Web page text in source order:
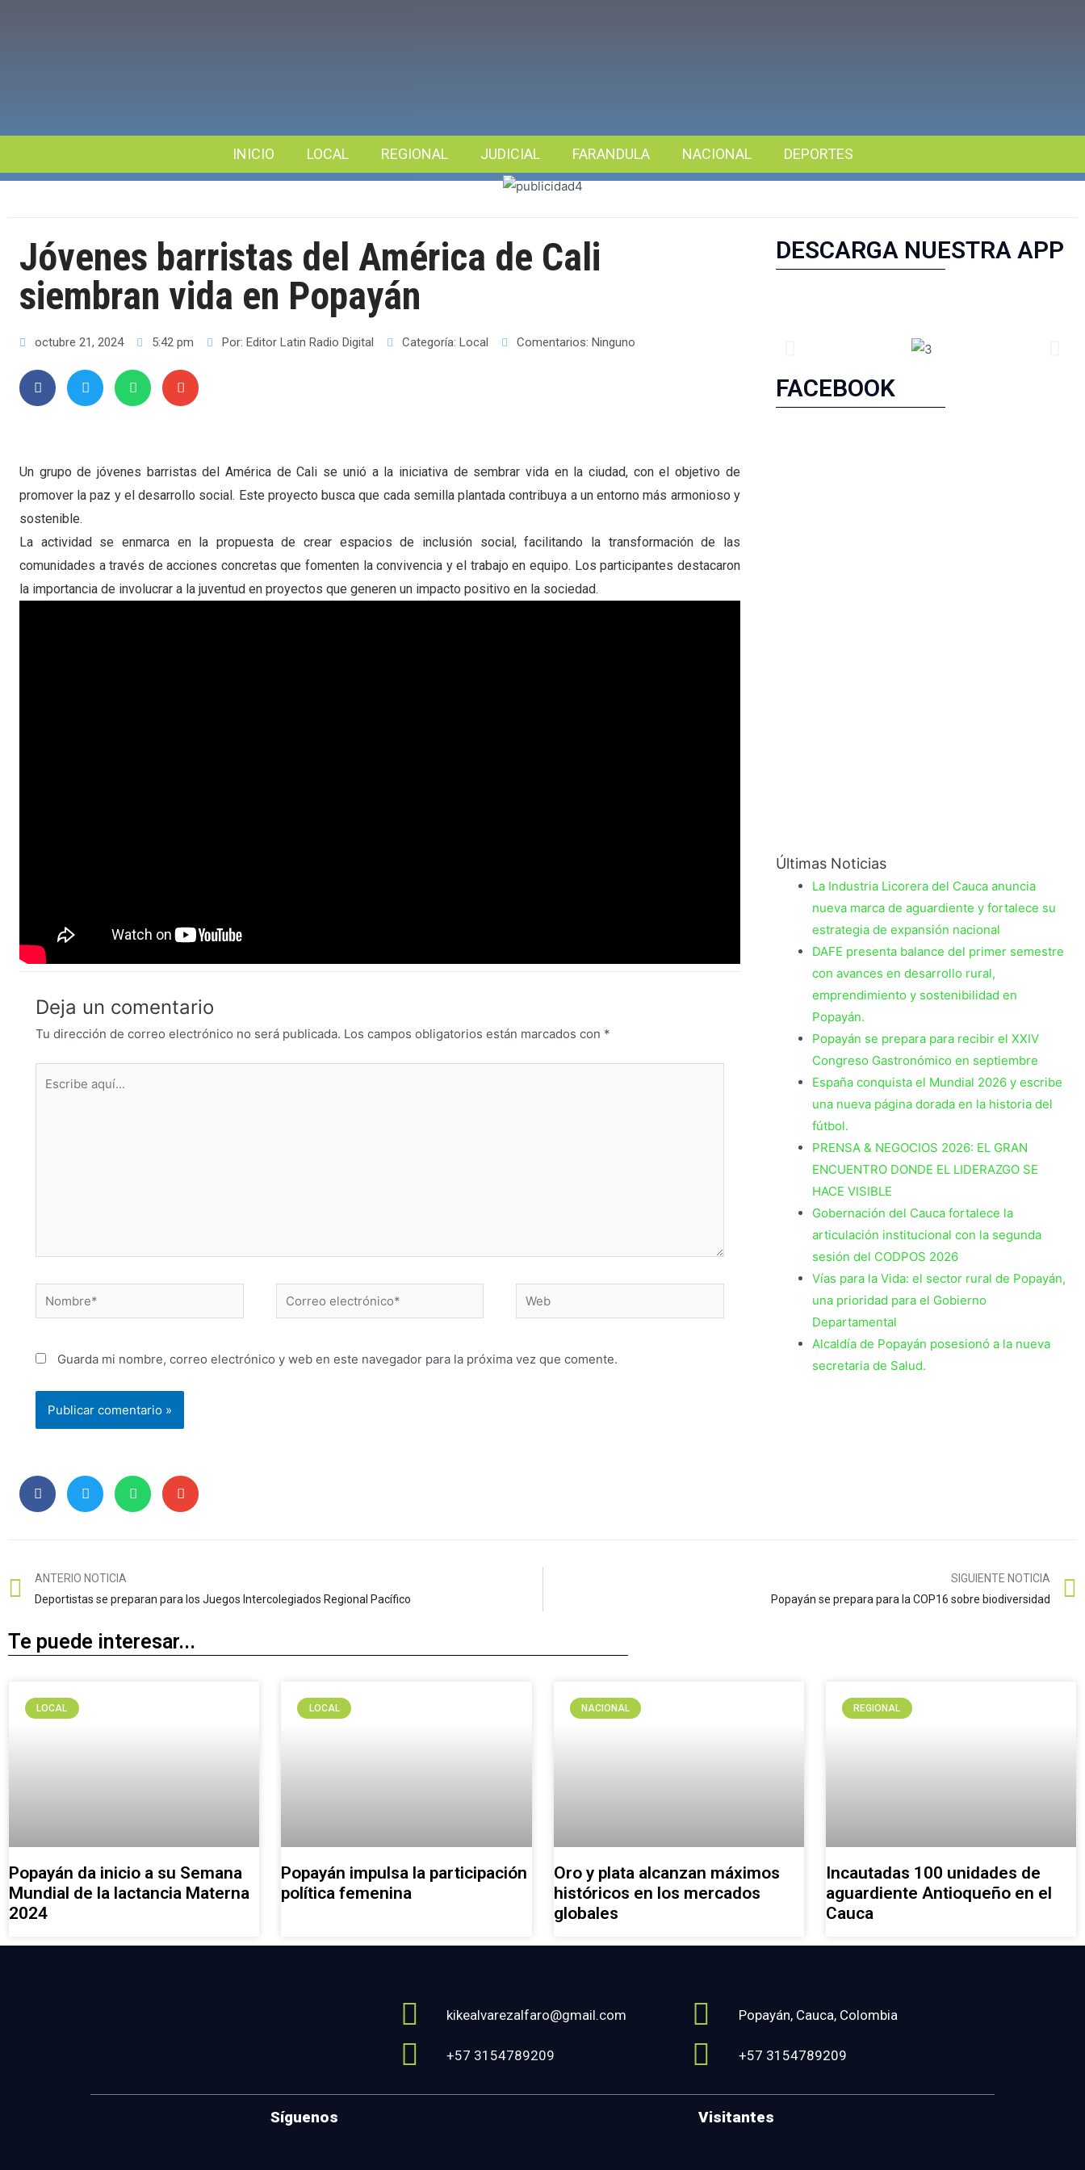
INICIO LOCAL REGIONAL JUDICIAL FARANDULA NACIONAL DEPORTES
Jóvenes barristas del América de Cali
siembran vida en Popayán
octubre 21, 2024 5:42 pm Por: Editor Latin Radio Digital Categoría: Local Comentarios: Ninguno
Un grupo de jóvenes barristas del América de Cali se unió a la iniciativa de sembrar vida en la ciudad, con el objetivo de
promover la paz y el desarrollo social. Este proyecto busca que cada semilla plantada contribuya a un entorno más armonioso y
sostenible.
La actividad se enmarca en la propuesta de crear espacios de inclusión social, facilitando la transformación de las
comunidades a través de acciones concretas que fomenten la convivencia y el trabajo en equipo. Los participantes destacaron
la importancia de involucrar a la juventud en proyectos que generen un impacto positivo en la sociedad.
Deja un comentario
Tu dirección de correo electrónico no será publicada. Los campos obligatorios están marcados con *
Guarda mi nombre, correo electrónico y web en este navegador para la próxima vez que comente.
DESCARGA NUESTRA APP
FACEBOOK
Últimas Noticias
La Industria Licorera del Cauca anuncia
nueva marca de aguardiente y fortalece su
estrategia de expansión nacional
DAFE presenta balance del primer semestre
con avances en desarrollo rural,
emprendimiento y sostenibilidad en
Popayán.
Popayán se prepara para recibir el XXIV
Congreso Gastronómico en septiembre
España conquista el Mundial 2026 y escribe
una nueva página dorada en la historia del
fútbol.
PRENSA & NEGOCIOS 2026: EL GRAN
ENCUENTRO DONDE EL LIDERAZGO SE
HACE VISIBLE
Gobernación del Cauca fortalece la
articulación institucional con la segunda
sesión del CODPOS 2026
Vías para la Vida: el sector rural de Popayán,
una prioridad para el Gobierno
Departamental
Alcaldía de Popayán posesionó a la nueva
secretaria de Salud.
ANTERIO NOTICIA
Deportistas se preparan para los Juegos Intercolegiados Regional Pacífico
SIGUIENTE NOTICIA
Popayán se prepara para la COP16 sobre biodiversidad
Te puede interesar...
LOCAL
Popayán da inicio a su Semana
Mundial de la lactancia Materna
2024
LOCAL
Popayán impulsa la participación
política femenina
NACIONAL
Oro y plata alcanzan máximos
históricos en los mercados
globales
REGIONAL
Incautadas 100 unidades de
aguardiente Antioqueño en el
Cauca
kikealvarezalfaro@gmail.com
+57 3154789209
Popayán, Cauca, Colombia
+57 3154789209
Síguenos Visitantes